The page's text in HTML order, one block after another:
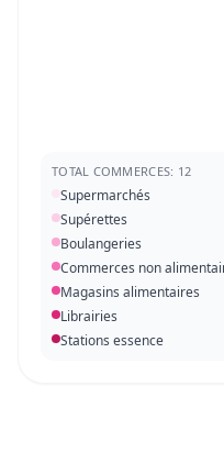
TOTAL COMMERCES: 12
Supermarchés
Supérettes
Boulangeries
Commerces non
Magasins alimentaires
Librairies
Stations essence